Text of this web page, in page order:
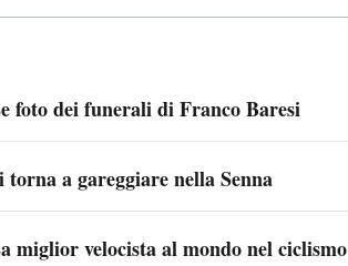
foto dei funerali di Franco Baresi
torna a gareggiare nella Senna
miglior velocista al mondo nel ciclismo